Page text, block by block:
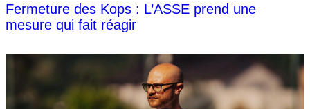
Fermeture des Kops : L’ASSE prend une
mesure qui fait réagir